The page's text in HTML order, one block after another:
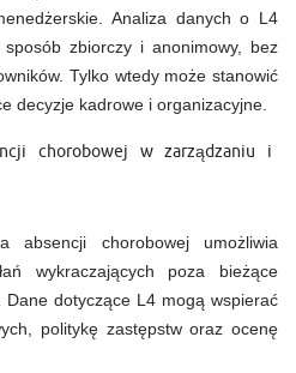
Analiza danych o L4
zbiorczy i anonimowy, bez
Tylko wtedy może stanowić
decyzje kadrowe i organizacyjne.
chorobowej w zarządzaniu i
absencji chorobowej umożliwia
wykraczających poza bieżące
dotyczące L4 mogą wspierać
politykę zastępstw oraz ocenę